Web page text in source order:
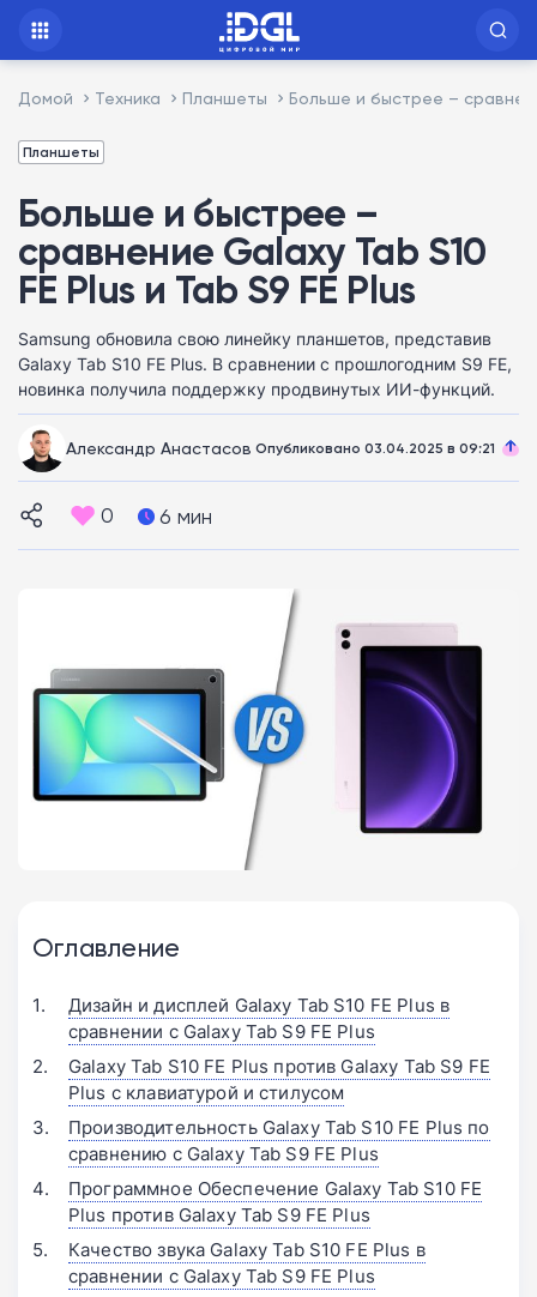
Домой Техника Планшеты Больше и быстрее –
Планшеты
Больше и быстрее –
сравнение Galaxy Tab S10
FE Plus и Tab S9 FE Plus
Samsung обновила свою линейку планшетов, представив
Galaxy Tab S10 FE Plus. В сравнении с прошлогодним S9 FE,
новинка получила поддержку продвинутых ИИ-функций.
Александр Анастасов Опубликовано 03.04.2025 в 09:21
0 6 мин
Оглавление
Дизайн и дисплей Galaxy Tab S10 FE Plus в
сравнении с Galaxy Tab S9 FE Plus
Galaxy Tab S10 FE Plus против Galaxy Tab S9 FE
Plus с клавиатурой и стилусом
Производительность Galaxy Tab S10 FE Plus по
сравнению с Galaxy Tab S9 FE Plus
Программное Обеспечение Galaxy Tab S10 FE
Plus против Galaxy Tab S9 FE Plus
Качество звука Galaxy Tab S10 FE Plus в
сравнении с Galaxy Tab S9 FE Plus